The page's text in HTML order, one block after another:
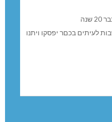
לעיתים בכםר יפסקו ויתנו